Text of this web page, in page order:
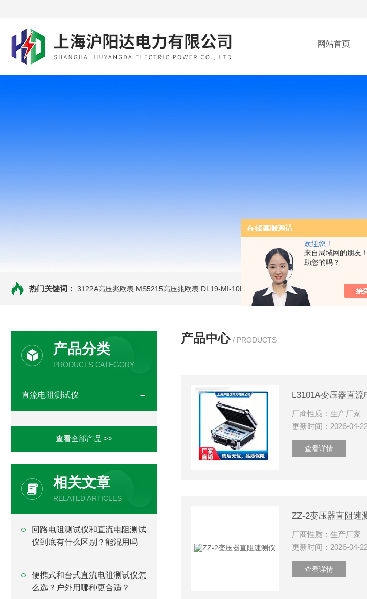
欢迎您！
来自局域网的朋友
助您的吗？
网站首页
热门关键词： 3122A高压兆欧表 MS5215高压兆欧表 DL19-MI-10KVe 高压兆欧表 5000V数字高压兆欧表
产品分类
PRODUCTS CATEGORY
直流电阻测试仪
查看全部产品 >>
相关文章
RELATED ARTICLES
回路电阻测试仪和直流电阻测试
仪到底有什么区别？能混用吗
便携式和台式直流电阻测试仪怎
么选？户外用哪种更合适？
产品中心 / PRODUCTS
L3101A变压器直流
厂商性质：生产厂家
更新时间：2026-04-
查看详情
ZZ-2变压器直阻速
厂商性质：生产厂家
更新时间：2026-04-
查看详情